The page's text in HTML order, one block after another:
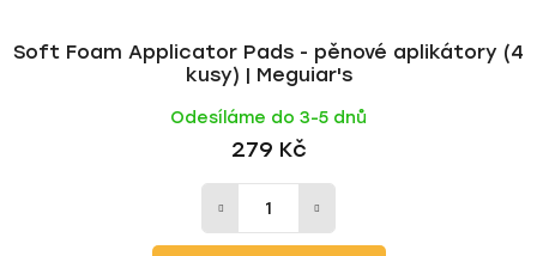
Soft Foam Applicator Pads - pěnové aplikátory (4
kusy) | Meguiar's
Odesíláme do 3-5 dnů
279 Kč